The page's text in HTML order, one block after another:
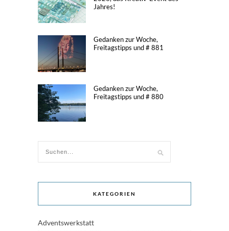
Jahres!
Gedanken zur Woche,
Freitagstipps und # 881
Gedanken zur Woche,
Freitagstipps und # 880
KATEGORIEN
Adventswerkstatt